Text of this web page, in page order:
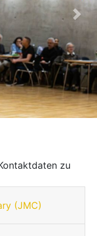
Next
zu
(JMC)